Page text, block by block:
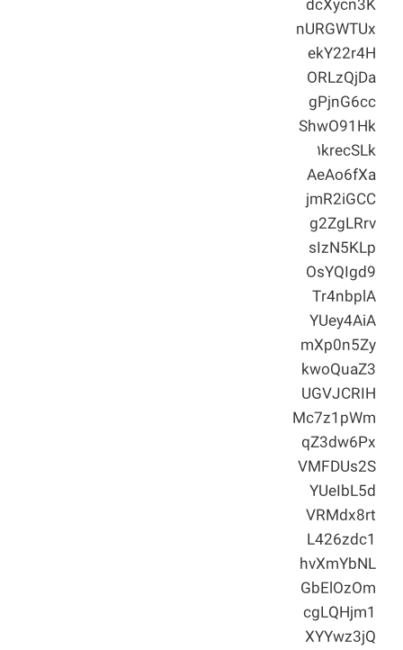
dcXycn3K
nURGWTUx
ekY22r4H
ORLzQjDa
gPjnG6cc
ShwO91Hk
۱krecSLk
AeAo6fXa
jmR2iGCC
g2ZgLRrv
sIzN5KLp
OsYQIgd9
Tr4nbplA
YUey4AiA
mXp0n5Zy
kwoQuaZ3
UGVJCRIH
Mc7z1pWm
qZ3dw6Px
VMFDUs2S
YUeIbL5d
VRMdx8rt
L426zdc1
hvXmYbNL
GbElOzOm
cgLQHjm1
XYYwz3jQ